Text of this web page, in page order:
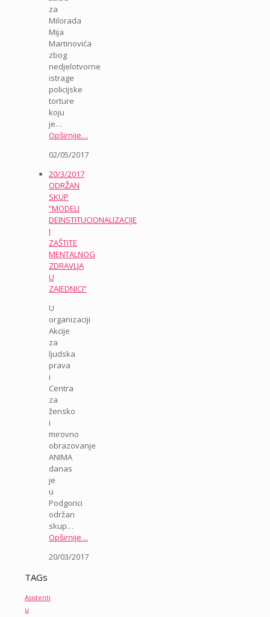
za
Milorada
Mija
Martinovića
zbog
nedjelotvorne
istrage
policijske
torture
koju
je…
Opširnije…
02/05/2017
20/3/2017
ODRŽAN
SKUP
”MODELI
DEINSTITUCIONALIZACIJE
I
ZAŠTITE
MENTALNOG
ZDRAVLJA
U
ZAJEDNICI”
U
organizaciji
Akcije
za
ljudska
prava
i
Centra
za
žensko
i
mirovno
obrazovanje
ANIMA
danas
je
u
Podgorici
održan
skup…
Opširnije…
20/03/2017
TAGs
Asistenti
u